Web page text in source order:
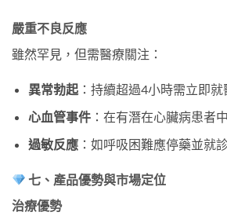
嚴重不良反應
雖然罕見，但需醫療關注：
異常勃起：持續超過4小時需立即就
心血管事件：在有潛在心臟病患者
過敏反應：如呼吸困難應停藥並就
七、產品優勢與市場定位
治療優勢